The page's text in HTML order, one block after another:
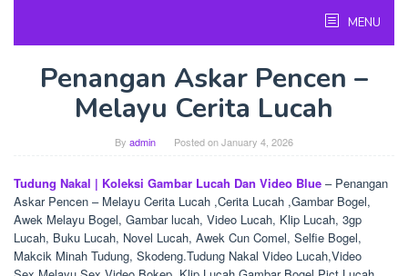
content
MENU
Penangan Askar Pencen –
Melayu Cerita Lucah
By admin Posted onJanuary 4, 2026
Tudung Nakal | Koleksi Gambar Lucah Dan Video Blue – Penangan
Askar Pencen – Melayu Cerita Lucah ,Cerita Lucah ,Gambar Bogel,
Awek Melayu Bogel, Gambar lucah, Video Lucah, Klip Lucah, 3gp
Lucah, Buku Lucah, Novel Lucah, Awek Cun Comel, Selfie Bogel,
Makcik Minah Tudung, Skodeng.Tudung Nakal Video Lucah,Video